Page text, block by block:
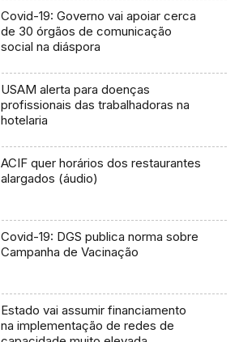
Covid-19: Governo vai apoiar cerca
de 30 órgãos de comunicação
social na diáspora
USAM alerta para doenças
profissionais das trabalhadoras na
hotelaria
ACIF quer horários dos restaurantes
alargados (áudio)
Covid-19: DGS publica norma sobre
Campanha de Vacinação
Estado vai assumir financiamento
na implementação de redes de